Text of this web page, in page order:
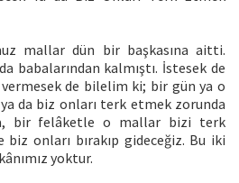
mallar dün bir başkasına aitti.
babalarından kalmıştı. İstesek de
de bilelim ki; bir gün ya o
da biz onları terk etmek zorunda
bir felâketle o mallar bizi terk
onları bırakıp gideceğiz. Bu iki
yoktur.